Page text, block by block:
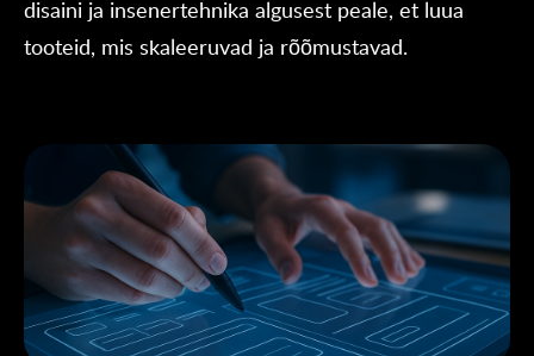
disaini ja insenertehnika algusest peale, et luua
tooteid, mis skaleeruvad ja rõõmustavad.